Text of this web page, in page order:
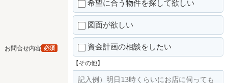
お問合せ内容 必須
希望に合う物件を探して欲しい
図面が欲しい
資金計画の相談をしたい
【その他】